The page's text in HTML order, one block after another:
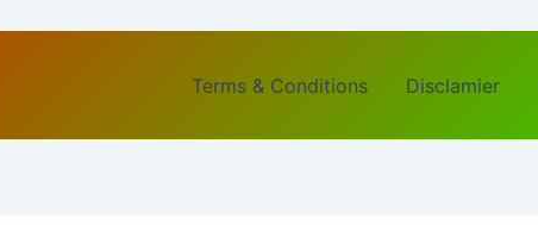
Terms & Conditions Disclamier